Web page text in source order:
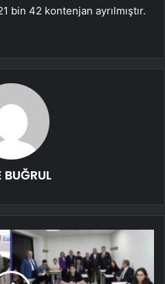
bin 42 kontenjan ayrılmıştır.
BUĞRUL